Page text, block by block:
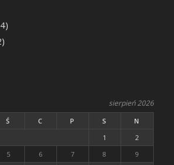
sierpień 2026
Ś C P S
N
1
2
5 6 7 8 9